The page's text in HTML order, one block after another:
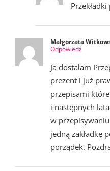
Małgorzata
Odpowiedz
Ja dostałam
prezent i już
przepisami
i następnych
w
jedną zakładkę
porządek.